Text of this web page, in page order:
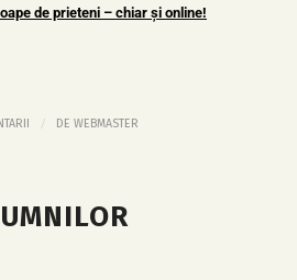
de prieteni – chiar și online!
/ DE WEBMASTER